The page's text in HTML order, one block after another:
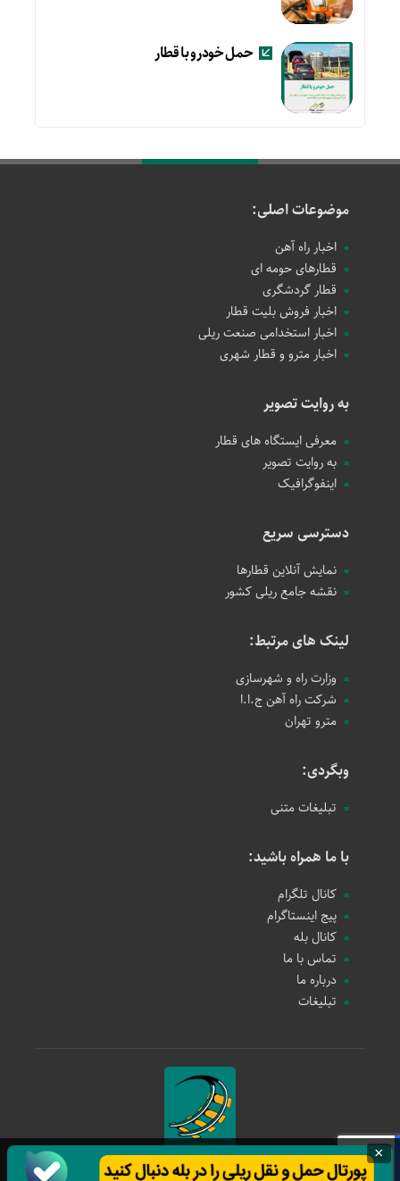
حمل خودرو با قطار
موضوعات اصلی:
اخبار راه آهن
قطارهای حومه ای
قطار گردشگری
اخبار فروش بلیت قطار
اخبار استخدامی صنعت ریلی
اخبار مترو و قطار شهری
به روایت تصویر
معرفی ایستگاه های قطار
به روایت تصویر
اینفوگرافیک
دسترسی سریع
نمایش آنلاین قطارها
نقشه جامع ریلی کشور
لینک های مرتبط:
وزارت راه و شهرسازی
شرکت راه آهن ج.ا.ا
مترو تهران
وبگردی:
تبلیغات متنی
با ما همراه باشید:
کانال تلگرام
پیج اینستاگرام
کانال بله
تماس با ما
درباره ما
تبلیغات
حمل و نقل ریلی
×